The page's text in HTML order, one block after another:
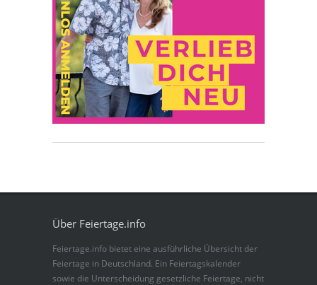
Über Feiertage.info
Feiertage.info bietet eine ausführliche Übersicht der
Feiertage in Deutschland. Ein Feiertagskalender
sowie die Unterscheidung gesetzliche Feiertage, nicht